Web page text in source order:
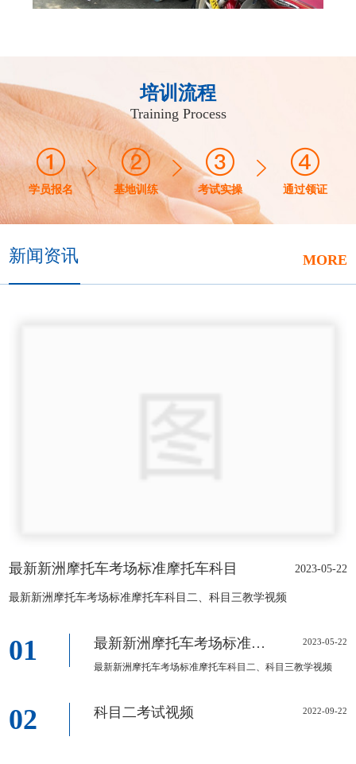
培训流程
Training Process
学员报名 基地训练 考试实操 通过领证
新闻资讯 MORE
最新新洲摩托车考场标准摩托车科目 2023-05-22
最新新洲摩托车考场标准摩托车科目二、科目三教学视频
01 最新新洲摩托车考场标准摩托车科目 2023-05-22
最新新洲摩托车考场标准摩托车科目二、科目三教学视频
02 科目二考试视频 2022-09-22